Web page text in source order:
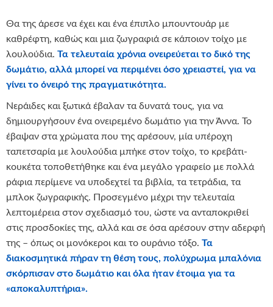
Θα της άρεσε να έχει και ένα έπιπλο μπουντουάρ με
καθρέφτη, καθώς και μια ζωγραφιά σε κάποιον τοίχο με
λουλούδια. Τα τελευταία χρόνια ονειρεύεται το δικό της
δωμάτιο, αλλά μπορεί να περιμένει όσο χρειαστεί, για να
γίνει το όνειρό της πραγματικότητα.
Νεράιδες και ξωτικά έβαλαν τα δυνατά τους, για να
δημιουργήσουν ένα ονειρεμένο δωμάτιο για την Άννα. Το
έβαψαν στα χρώματα που της αρέσουν, μία υπέροχη
ταπετσαρία με λουλούδια μπήκε στον τοίχο, το κρεβάτι-
κουκέτα τοποθετήθηκε και ένα μεγάλο γραφείο με πολλά
ράφια περίμενε να υποδεχτεί τα βιβλία, τα τετράδια, τα
μπλοκ ζωγραφικής. Προσεγμένο μέχρι την τελευταία
λεπτομέρεια στον σχεδιασμό του, ώστε να ανταποκριθεί
στις προσδοκίες της, αλλά και σε όσα αρέσουν στην αδερφή
της – όπως οι μονόκεροι και το ουράνιο τόξο. Τα
διακοσμητικά πήραν τη θέση τους, πολύχρωμα μπαλόνια
σκόρπισαν στο δωμάτιο και όλα ήταν έτοιμα για τα
«αποκαλυπτήρια».